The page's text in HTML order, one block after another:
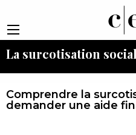
La surcotisation
Comprendre la
demander une aide